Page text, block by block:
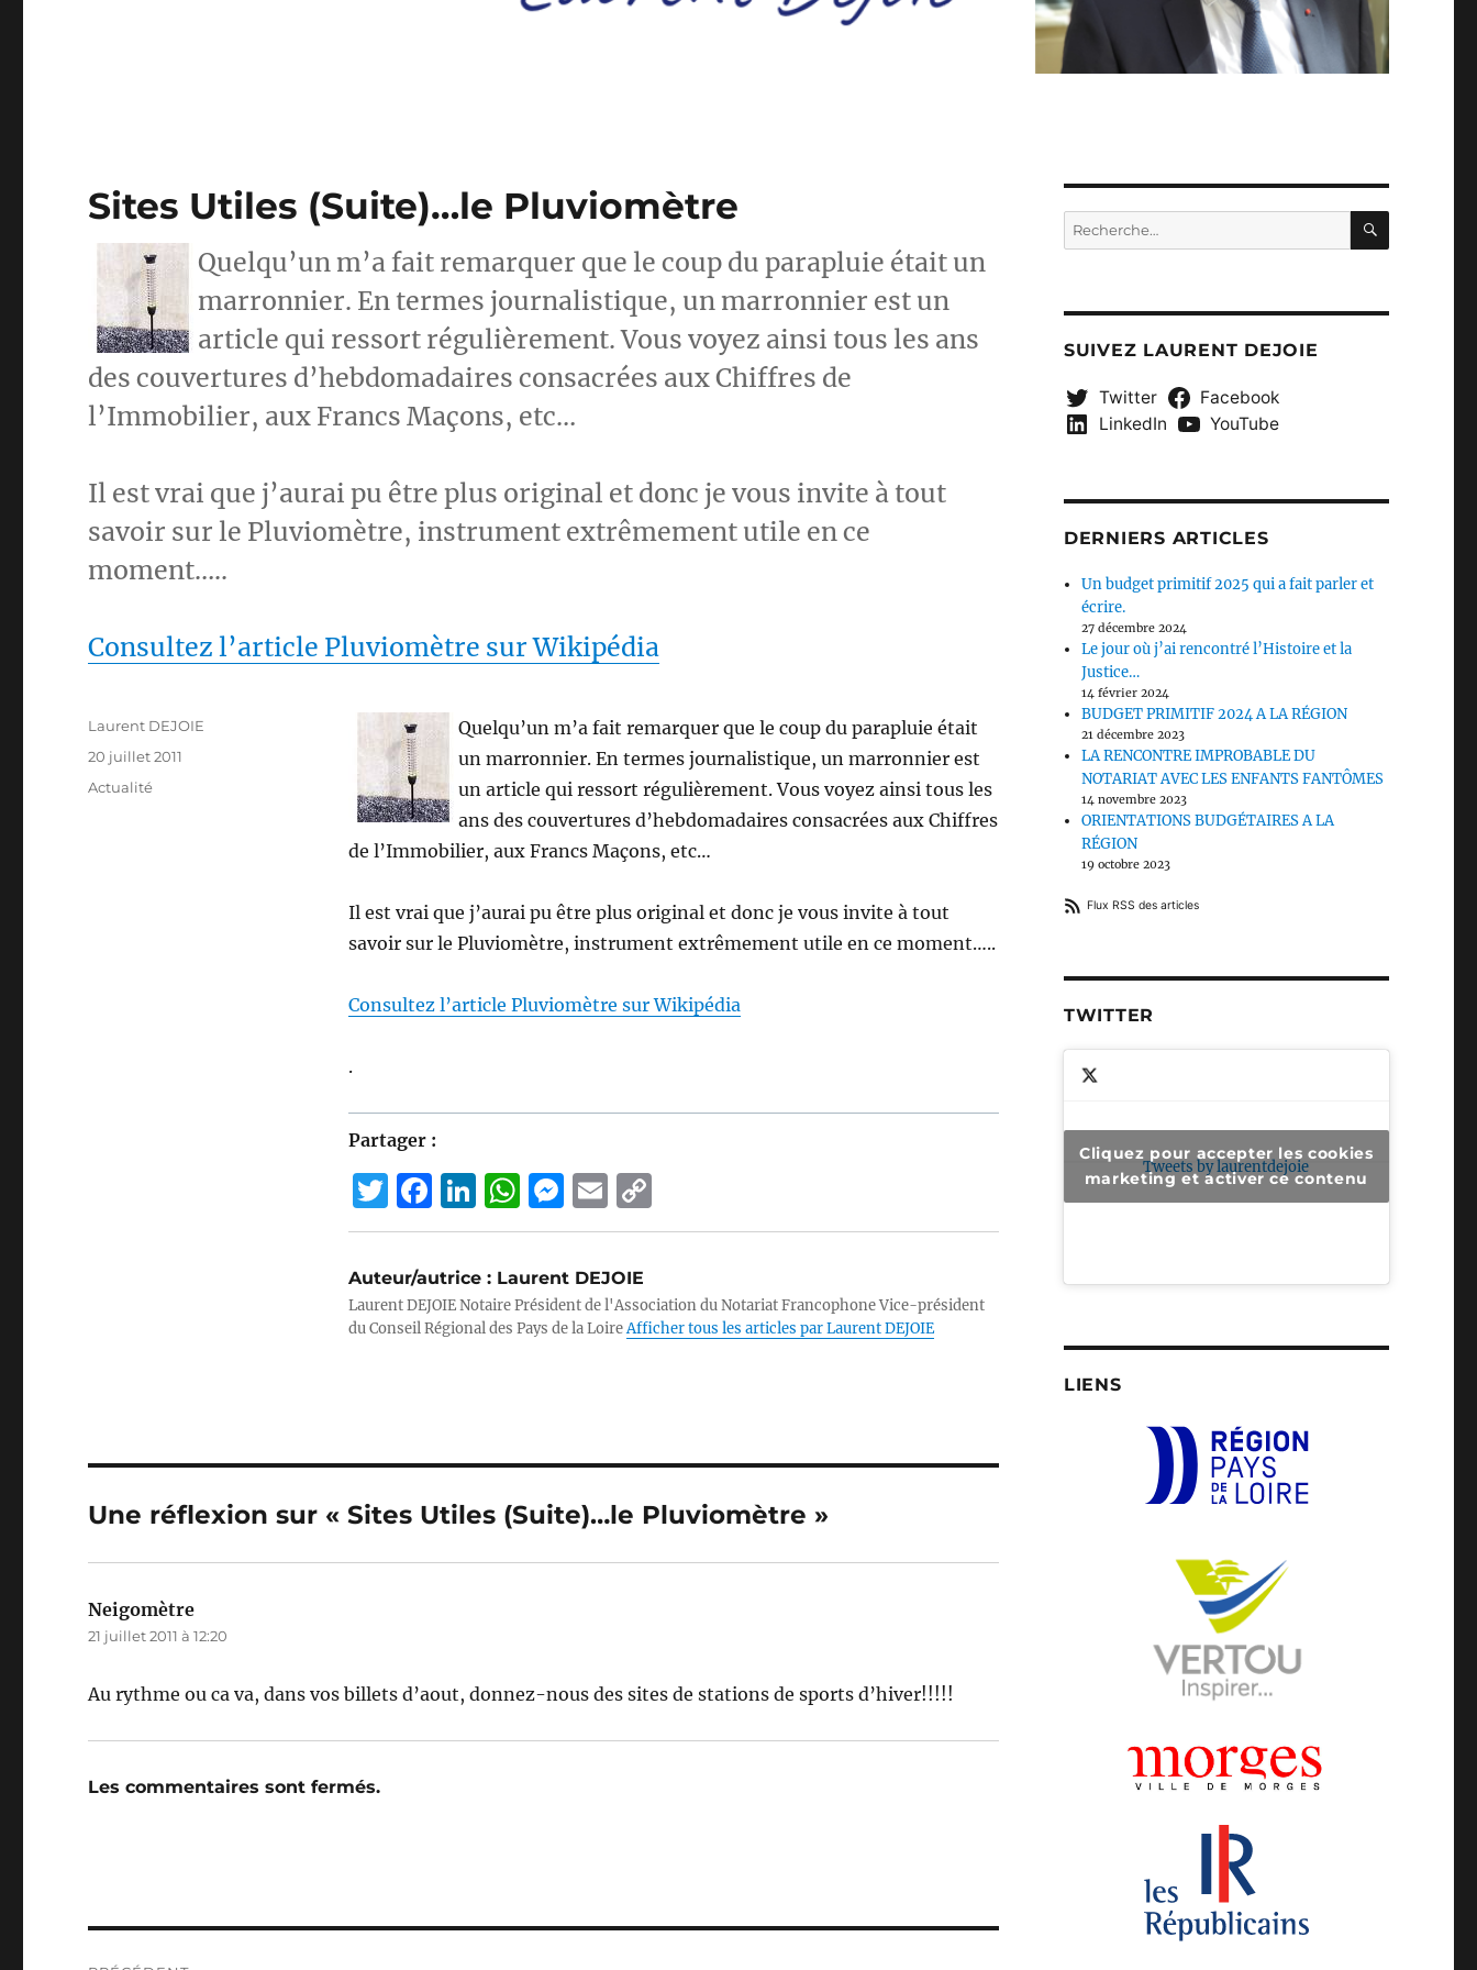
Sites Utiles (Suite)…le Pluviomètre
Quelqu’un m’a fait remarquer que le coup du parapluie était un
marronnier. En termes journalistique, un marronnier est un
article qui ressort régulièrement. Vous voyez ainsi tous les ans
des couvertures d’hebdomadaires consacrées aux Chiffres de
l’Immobilier, aux Francs Maçons, etc…
Il est vrai que j’aurai pu être plus original et donc je vous invite à tout
savoir sur le Pluviomètre, instrument extrêmement utile en ce
moment…..
Consultez l’article Pluviomètre sur Wikipédia
Quelqu’un m’a fait remarquer que le coup du parapluie était
un marronnier. En termes journalistique, un marronnier est
un article qui ressort régulièrement. Vous voyez ainsi tous les
ans des couvertures d’hebdomadaires consacrées aux Chiffres
de l’Immobilier, aux Francs Maçons, etc…
Il est vrai que j’aurai pu être plus original et donc je vous invite à tout
savoir sur le Pluviomètre, instrument extrêmement utile en ce moment…..
Consultez l’article Pluviomètre sur Wikipédia
.
Partager :
T
w
te
r
F
a
c
e
b
Li
n
e
d
W
h
s
A
M
e
ss
e
n
E
m
ai
l
C
o
y
Li
Auteur/autrice :Laurent DEJOIE
Laurent DEJOIE Notaire Président de l'Association du Notariat Francophone Vice-président
du Conseil Régional des Pays de la LoireAfficher tous les articles par Laurent DEJOIE
Auteur
Laurent DEJOIE
Publié
20 juillet 2011
Catégories
Actualité
Une réflexion sur « Sites Utiles (Suite)…le Pluviomètre »
Neigomètre
21 juillet 2011 à 12:20
Au rythme ou ca va, dans vos billets d’aout, donnez-nous des sites de stations de sports d’hiver!!!!!
Les commentaires sont fermés.
Recherche
pour :
SUIVEZ LAURENT DEJOIE
Twitter
Facebook
LinkedIn
YouTube
DERNIERS ARTICLES
Un budget primitif 2025 qui a fait parler et
écrire.
27 décembre 2024
Le jour où j’ai rencontré l’Histoire et la
Justice…
14 février 2024
BUDGET PRIMITIF 2024 A LA RÉGION
21 décembre 2023
LA RENCONTRE IMPROBABLE DU
NOTARIAT AVEC LES ENFANTS FANTÔMES
14 novembre 2023
ORIENTATIONS BUDGÉTAIRES A LA
RÉGION
19 octobre 2023
Flux RSS des articles
TWITTER
Tweets by laurentdejoie
Cliquez pour accepter les cookies
marketing et activer ce contenu
LIENS